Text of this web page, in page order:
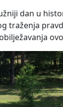
dan u
traženja